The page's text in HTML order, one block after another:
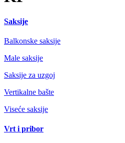
Saksije
Balkonske saksije
Male saksije
Saksije za uzgoj
Vertikalne bašte
Viseće saksije
Vrt i pribor